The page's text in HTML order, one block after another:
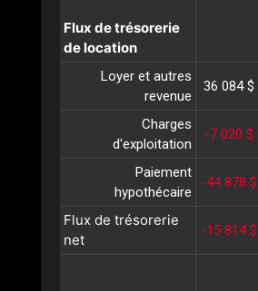
Flux de trésorerie
de location
Loyer et autres
revenue
36 084 $
Charges
d'exploitation
-7 020 $
Paiement
hypothécaire
-44 878 $
Flux de trésorerie
net
-15 814 $